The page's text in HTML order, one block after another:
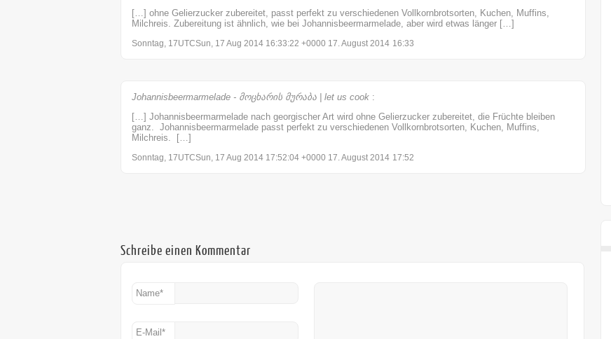
[…] ohne Gelierzucker zubereitet, passt perfekt zu verschiedenen Vollkornbrotsorten, Kuchen, Muffins,
Milchreis. Zubereitung ist ähnlich, wie bei Johannisbeermarmelade, aber wird etwas länger […]
Sonntag, 17UTCSun, 17 Aug 2014 16:33:22 +0000 17. August 2014 16:33
Johannisbeermarmelade - მოცხარის მურაბა | let us cook :
[…] Johannisbeermarmelade nach georgischer Art wird ohne Gelierzucker zubereitet, die Früchte bleiben
ganz. Johannisbeermarmelade passt perfekt zu verschiedenen Vollkornbrotsorten, Kuchen, Muffins,
Milchreis. […]
Sonntag, 17UTCSun, 17 Aug 2014 17:52:04 +0000 17. August 2014 17:52
Schreibe einen Kommentar
Name*
E-Mail *